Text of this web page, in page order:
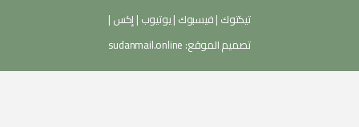
تيكتوك |فيسبوك |يوتيوب | إكس |
تصميم الموقع: sudanmail.online